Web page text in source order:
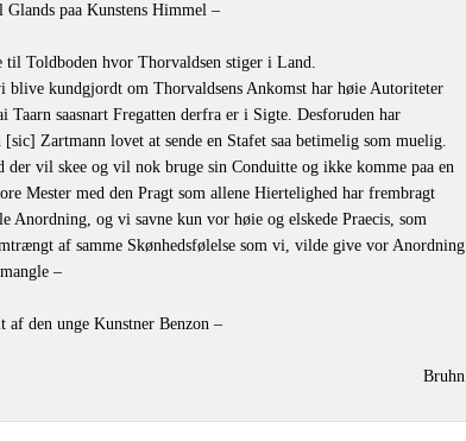
Glands paa Kunstens Himmel –
Toldboden hvor Thorvaldsen stiger i Land.
blive kundgjordt om Thorvaldsens Ankomst har høie Autoriteter
saasnart Fregatten derfra er i Sigte. Desforuden har
[sic] Zartmann lovet at sende en Stafet saa betimelig som muelig.
der vil skee og vil nok bruge sin Conduitte og ikke komme paa en
Mester med den Pragt som allene Hiertelighed har frembragt
Anordning, og vi savne kun vor høie og elskede Praecis, som
af samme Skønhedsfølelse som vi, vilde give vor Anordning
–
af den unge Kunstner Benzon –
Bruhn